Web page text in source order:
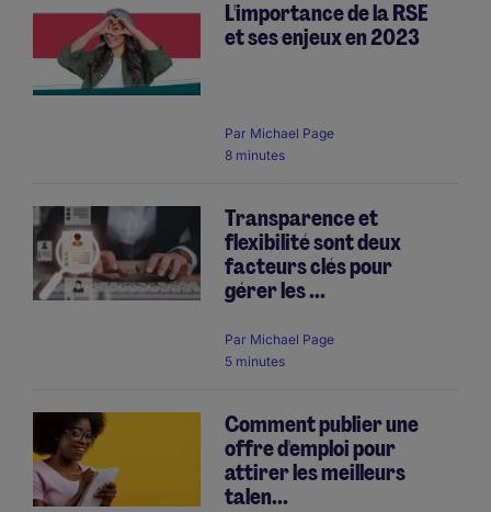
L'importance de la RSE
et ses enjeux en 2023
Par Michael Page
8 minutes
Transparence et
flexibilité sont deux
facteurs clés pour
gérer les ...
Par Michael Page
5 minutes
Comment publier une
offre d'emploi pour
attirer les meilleurs
talen...